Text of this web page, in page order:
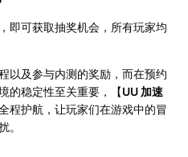
即可获取抽奖机会，所有玩家均
以及参与内测的奖励，而在预约
的稳定性至关重要，【UU 加速
程护航，让玩家们在游戏中的冒
。